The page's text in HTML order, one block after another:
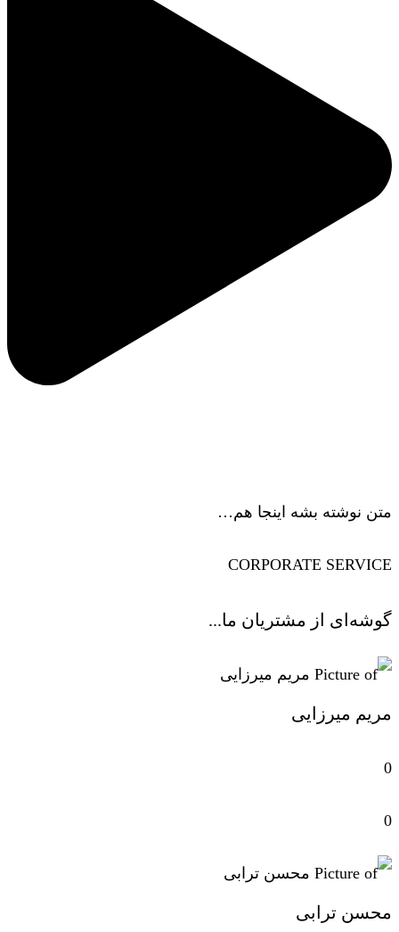
متن نوشته بشه اینجا هم…
CORPORATE SERVICE
گوشه‌ای از مشتریان ما...
مریم میرزایی
0
0
محسن ترابی